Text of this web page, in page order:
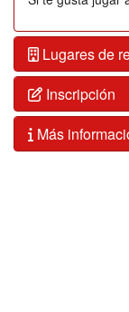
Lugares de
Inscripción
Más